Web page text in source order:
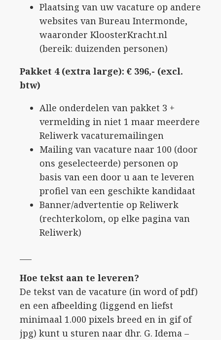
Plaatsing van uw vacature op andere
websites van Bureau Intermonde,
waaronder KloosterKracht.nl
(bereik: duizenden personen)
Pakket 4 (extra large): € 396,- (excl.
btw)
Alle onderdelen van pakket 3 +
vermelding in niet 1 maar meerdere
Reliwerk vacaturemailingen
Mailing van vacature naar 100 (door
ons geselecteerde) personen op
basis van een door u aan te leveren
profiel van een geschikte kandidaat
Banner/advertentie op Reliwerk
(rechterkolom, op elke pagina van
Reliwerk)
Hoe tekst aan te leveren?
De tekst van de vacature (in word of pdf)
en een afbeelding (liggend en liefst
minimaal 1.000 pixels breed en in gif of
jpg) kunt u sturen naar dhr. G. Idema –